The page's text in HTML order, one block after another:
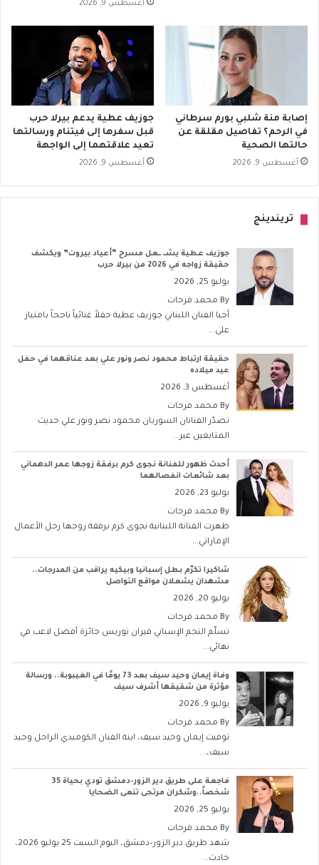
أغسطس 9, 2026
إصابة منة شلبي بورم سرطاني
في الرحم؟ تفاصيل مقلقة عن
حالتها الصحية
أغسطس 9, 2026
جوزيف عطية يدعم بيرلا حرب
قبل سفرها إلى فيتنام ورسالتها
تعيد علاقتهما إلى الواجهة
أغسطس 9, 2026
تريندينج
جوزيف عطية يشــ ــعل مسرح “أعياد بيروت” ويكشف
حقيقة زواجه في 2026 من بيرلا حرب
يوليو 25, 2026
By محمد فرحات
أحيا الفنان اللبناني جوزيف عطية حفلاً غنائياً ناجحاً بامتياز
على...
حقيقة ارتباط محمود نصر ونور علي بعد عناقهما في حفل
عيد ميلاده
أغسطس 3, 2026
By محمد فرحات
تصدّر الفنانان السوريان محمود نصر ونور علي حديث
المتابعين عبر...
أحدث ظهور للفنانة نجوى كرم برفقة زوجها عمر الدهماني
بعد شائعات انفصالهما
يوليو 23, 2026
By محمد فرحات
ظهرت الفنانة اللبنانية نجوى كرم برفقة زوجها رجل الأعمال
الإماراتي...
شاكيرا تكرّم بطل إسبانيا وبيكيه يراقب من المدرجات..
مشهدان يشعلان مواقع التواصل
يوليو 20, 2026
By محمد فرحات
تسلّم النجم الإسباني فيران توريس جائزة أفضل لاعب في
نهائي...
وفاة إيمان وحيد سيف بعد 73 يومًا في الغيبوبة.. ورسالة
مؤثرة من شقيقها أشرف سيف
يوليو 9, 2026
By محمد فرحات
توفيت إيمان وحيد سيف، ابنة الفنان الكوميدي الراحل وحيد
سيف،...
فاجعة على طريق دير الزور–دمشق تودي بحياة 35
شخصاً..وشكران مرتجى تنعى الضحايا
يوليو 25, 2026
By محمد فرحات
شهد طريق دير الزور–دمشق، اليوم السبت 25 يوليو 2026،
حادث...